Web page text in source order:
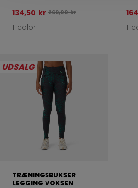
134,50 kr Oprindelig pris før rabat var
269,00 kr
1 color 1
UDSALG
TRÆNINGSBUKSER
LEGGING VOKSEN